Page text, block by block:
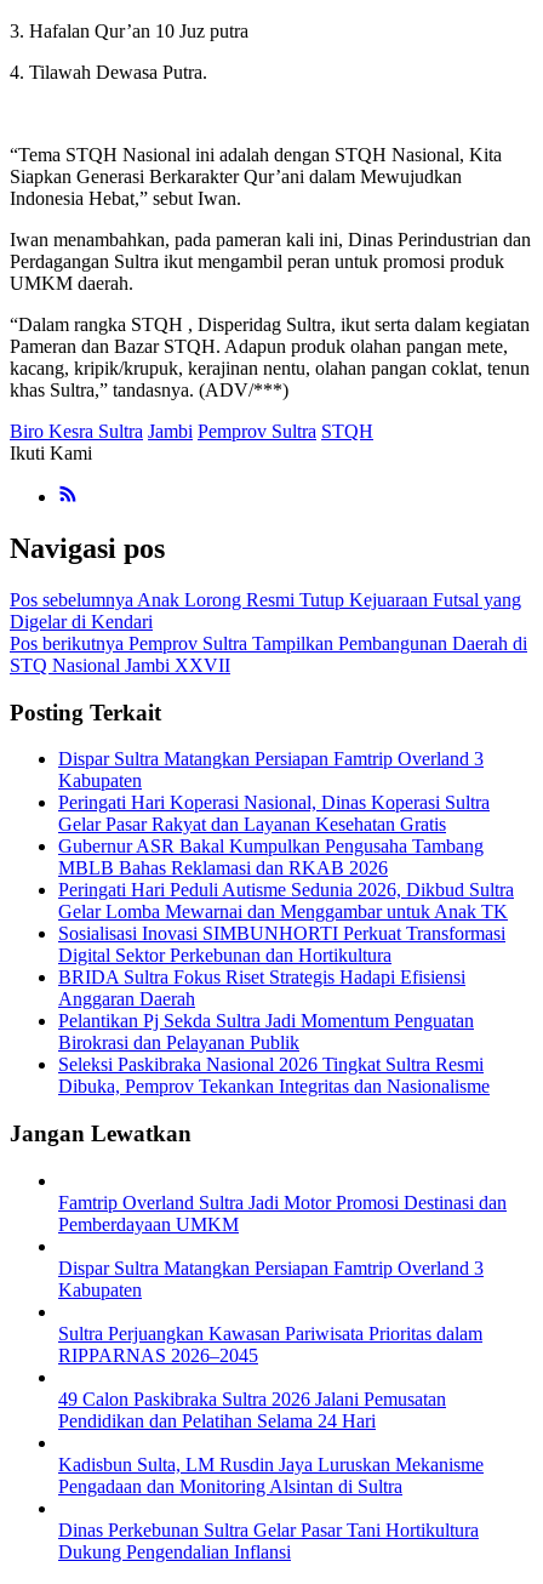
3. Hafalan Qur’an 10 Juz putra
4. Tilawah Dewasa Putra.
“Tema STQH Nasional ini adalah dengan STQH Nasional, Kita
Siapkan Generasi Berkarakter Qur’ani dalam Mewujudkan
Indonesia Hebat,” sebut Iwan.
Iwan menambahkan, pada pameran kali ini, Dinas Perindustrian dan
Perdagangan Sultra ikut mengambil peran untuk promosi produk
UMKM daerah.
“Dalam rangka STQH , Disperidag Sultra, ikut serta dalam kegiatan
Pameran dan Bazar STQH. Adapun produk olahan pangan mete,
kacang, kripik/krupuk, kerajinan nentu, olahan pangan coklat, tenun
khas Sultra,” tandasnya. (ADV/***)
Biro Kesra Sultra Jambi Pemprov Sultra STQH
Ikuti Kami
Navigasi pos
Pos sebelumnya Anak Lorong Resmi Tutup Kejuaraan Futsal yang
Digelar di Kendari
Pos berikutnya Pemprov Sultra Tampilkan Pembangunan Daerah di
STQ Nasional Jambi XXVII
Posting Terkait
Dispar Sultra Matangkan Persiapan Famtrip Overland 3
Kabupaten
Peringati Hari Koperasi Nasional, Dinas Koperasi Sultra
Gelar Pasar Rakyat dan Layanan Kesehatan Gratis
Gubernur ASR Bakal Kumpulkan Pengusaha Tambang
MBLB Bahas Reklamasi dan RKAB 2026
Peringati Hari Peduli Autisme Sedunia 2026, Dikbud Sultra
Gelar Lomba Mewarnai dan Menggambar untuk Anak TK
Sosialisasi Inovasi SIMBUNHORTI Perkuat Transformasi
Digital Sektor Perkebunan dan Hortikultura
BRIDA Sultra Fokus Riset Strategis Hadapi Efisiensi
Anggaran Daerah
Pelantikan Pj Sekda Sultra Jadi Momentum Penguatan
Birokrasi dan Pelayanan Publik
Seleksi Paskibraka Nasional 2026 Tingkat Sultra Resmi
Dibuka, Pemprov Tekankan Integritas dan Nasionalisme
Jangan Lewatkan
Famtrip Overland Sultra Jadi Motor Promosi Destinasi dan
Pemberdayaan UMKM
Dispar Sultra Matangkan Persiapan Famtrip Overland 3
Kabupaten
Sultra Perjuangkan Kawasan Pariwisata Prioritas dalam
RIPPARNAS 2026–2045
49 Calon Paskibraka Sultra 2026 Jalani Pemusatan
Pendidikan dan Pelatihan Selama 24 Hari
Kadisbun Sulta, LM Rusdin Jaya Luruskan Mekanisme
Pengadaan dan Monitoring Alsintan di Sultra
Dinas Perkebunan Sultra Gelar Pasar Tani Hortikultura
Dukung Pengendalian Inflansi